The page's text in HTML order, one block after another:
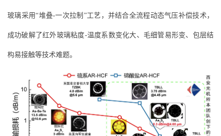
玻璃采用“堆叠-一次拉制”工艺，并结合全流程动态气压补偿技术，
成功破解了红外玻璃粘度-温度系数变化大、毛细管易形变、包层结
构易接触等技术难题。